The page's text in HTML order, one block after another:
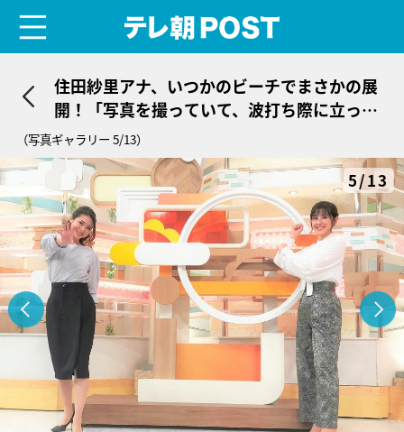
住田紗里アナ、いつかのビーチでまさかの展
開！「写真を撮っていて、波打ち際に立って
いたら…」
（写真ギャラリー 5/13）
5/13